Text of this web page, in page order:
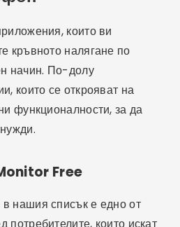
които ви
кръвното налягане по
начин. По-долу
които се открояват на
функционалности, за да
Free
нашия списък е едно от